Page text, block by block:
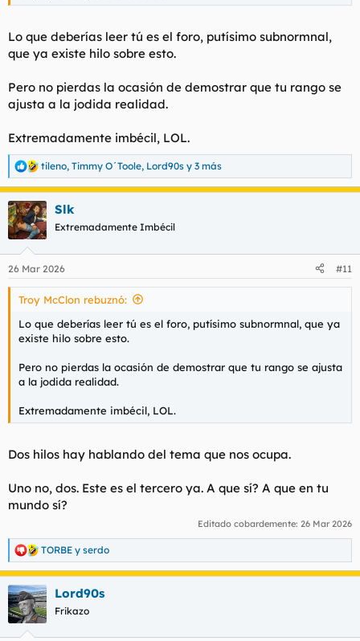
Lo que deberías leer tú es el foro, putísimo subnormnal,
que ya existe hilo sobre esto.
Pero no pierdas la ocasión de demostrar que tu rango se
ajusta a la jodida realidad.
Extremadamente imbécil, LOL.
R
e
a
c
c
i
e
s
tileno, Timmy O´Toole, Lord90s y 3 más
Slk
Extremadamente Imbécil
26 Mar 2026 #11
Troy McClon rebuznó:
Lo que deberías leer tú es el foro, putísimo subnormnal, que ya
existe hilo sobre esto.
Pero no pierdas la ocasión de demostrar que tu rango se ajusta
a la jodida realidad.
Extremadamente imbécil, LOL.
Dos hilos hay hablando del tema que nos ocupa.
Uno no, dos. Este es el tercero ya. A que sí? A que en tu
mundo sí?
Editado cobardemente: 26 Mar 2026
R
e
a
c
c
i
TORBE y serdo
Lord90s
Frikazo